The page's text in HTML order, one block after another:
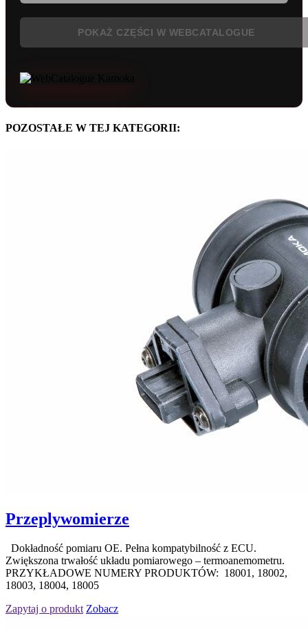
POKAŻ CZĘŚCI W WEBCATALOGUE
POZOSTAŁE W TEJ KATEGORII:
Przeplywomierze
Dokładność pomiaru OE. Pełna kompatybilność z ECU.
Zwiększona trwałość układu pomiarowego – termoanemometru.
PRZYKŁADOWE NUMERY PRODUKTÓW: 18001, 18002,
18003, 18004, 18005
Zapytaj o produkt Zobacz